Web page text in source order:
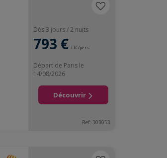
Dès 3 jours / 2 nuits
793 € TTC/pers.
Départ de Paris le
14/08/2026
Découvrir
Ref: 303053